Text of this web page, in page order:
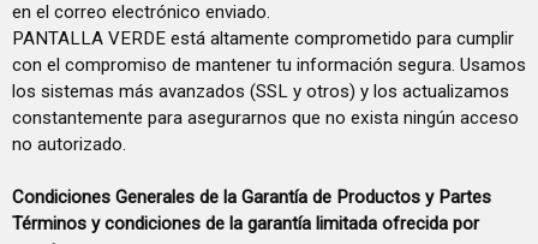
en el correo electrónico enviado.
PANTALLA VERDE está altamente comprometido para cumplir
con el compromiso de mantener tu información segura. Usamos
los sistemas más avanzados (SSL y otros) y los actualizamos
constantemente para asegurarnos que no exista ningún acceso
no autorizado.
Condiciones Generales de la Garantía de Productos y Partes
Términos y condiciones de la garantía limitada ofrecida por